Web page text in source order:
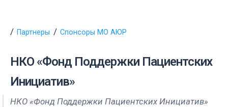
Партнеры Спонсоры МО АЮР
НКО «Фонд Поддержки Пациентских
Инициатив»
НКО «Фонд Поддержки Пациентских Инициатив»